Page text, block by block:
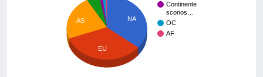
Continente
sconos…
OC
AF
NA
AS
EU